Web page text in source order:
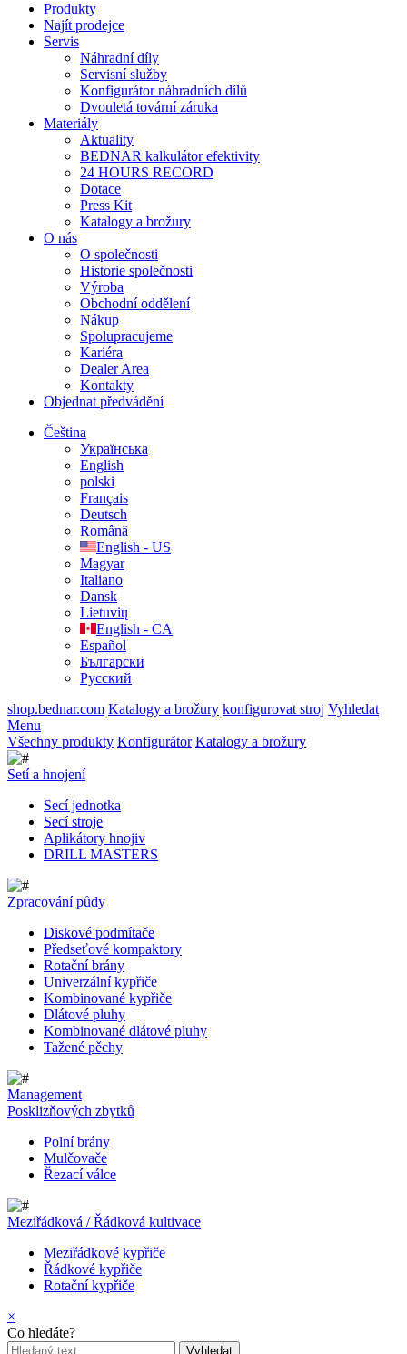
Produkty
Najít prodejce
Servis
Náhradní díly
Servisní služby
Konfigurátor náhradních dílů
Dvouletá tovární záruka
Materiály
Aktuality
BEDNAR kalkulátor efektivity
24 HOURS RECORD
Dotace
Press Kit
Katalogy a brožury
O nás
O společnosti
Historie společnosti
Výroba
Obchodní oddělení
Nákup
Spolupracujeme
Kariéra
Dealer Area
Kontakty
Objednat předvádění
Čeština
Українська
English
polski
Français
Deutsch
Română
English - US
Magyar
Italiano
Dansk
Lietuvių
English - CA
Español
Български
Русский
shop.bednar.com Katalogy a brožury konfigurovat stroj Vyhledat
Menu
Všechny produkty Konfigurátor Katalogy a brožury
Setí a hnojení
Secí jednotka
Secí stroje
Aplikátory hnojiv
DRILL MASTERS
Zpracování půdy
Diskové podmítače
Předseťové kompaktory
Rotační brány
Univerzální kypřiče
Kombinované kypřiče
Dlátové pluhy
Kombinované dlátové pluhy
Tažené pěchy
Management
Posklizňových zbytků
Polní brány
Mulčovače
Řezací válce
Meziřádková / Řádková kultivace
Meziřádkové kypřiče
Řádkové kypřiče
Rotační kypřiče
×
Co hledáte?